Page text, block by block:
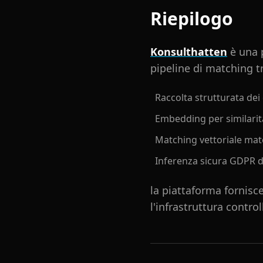
Riepilogo
Konsulthatten è una
pipeline di matching
Raccolta strutturata
Embedding per
Matching vettoriale
Inferenza sicura GDPR
la piattaforma
l'infrastruttura